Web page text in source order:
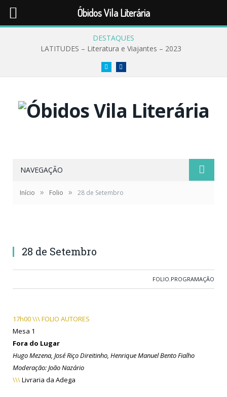
DESTAQUES
LATITUDES – Literatura e Viajantes – 2023
Twitter
NAVEGAÇÃO
Início » Folio » 28 de Setembro
28 de Setembro
FOLIO,PROGRAMAÇÃO
17h00 \\\ FOLIO AUTORES
Mesa 1
Fora do Lugar
Hugo Mezena, José Riço Direitinho, Henrique Manuel Bento Fialho
Moderação: João Nazário
\\\ Livraria da Adega
Óbidos Vila Literária